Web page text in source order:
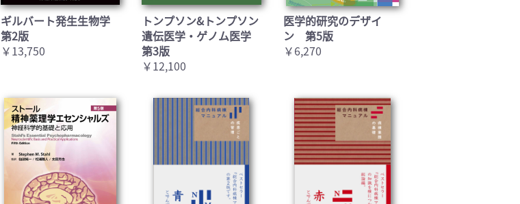
ギルバート発生生物学
第2版
￥13,750
トンプソン&トンプソン
遺伝医学・ゲノム医学
第3版
￥12,100
医学的研究のデザイ
ン 第5版
￥6,270